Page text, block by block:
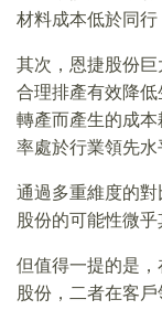
材料成本低於同行
其次，恩捷股份
合理排產有效降
轉產而產生的成
率處於行業領先水
通過多重維度的
股份的可能性微乎
但值得一提的是
股份，二者在客